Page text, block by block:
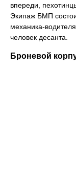
впереди,
Экипаж БМП
механика-
человек десанта.
Броневой